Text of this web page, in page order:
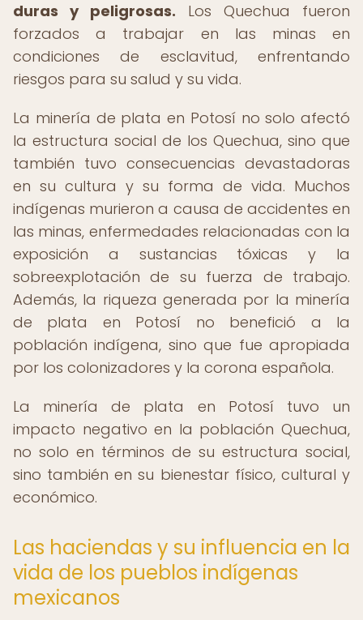
duras y peligrosas. Los Quechua fueron
forzados a trabajar en las minas en
condiciones de esclavitud, enfrentando
riesgos para su salud y su vida.
La minería de plata en Potosí no solo afectó
la estructura social de los Quechua, sino que
también tuvo consecuencias devastadoras
en su cultura y su forma de vida. Muchos
indígenas murieron a causa de accidentes en
las minas, enfermedades relacionadas con la
exposición a sustancias tóxicas y la
sobreexplotación de su fuerza de trabajo.
Además, la riqueza generada por la minería
de plata en Potosí no benefició a la
población indígena, sino que fue apropiada
por los colonizadores y la corona española.
La minería de plata en Potosí tuvo un
impacto negativo en la población Quechua,
no solo en términos de su estructura social,
sino también en su bienestar físico, cultural y
económico.
Las haciendas y su influencia en la
vida de los pueblos indígenas
mexicanos